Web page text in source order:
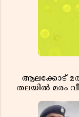
ആലക്കോട്
തലയിൽ മരം